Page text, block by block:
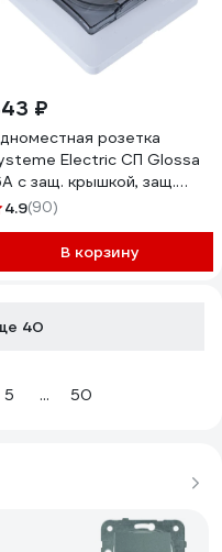
₽
розетка
Electric СП Glossa
с защ. крышкой, защ.
с заземлением IP44
4.9(90)
В корзину
40
5 ... 50